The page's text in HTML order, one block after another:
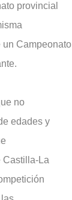
provincial
Campeonato
no
edades y
Castilla-La